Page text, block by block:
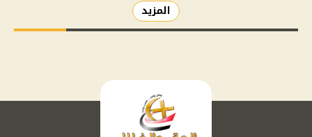
المزيد